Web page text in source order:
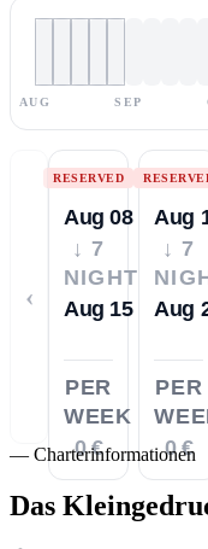
AUG SEP
‹
RESERVED
Aug 08
↓ 7
NIGHTS
Aug 15
PER
WEEK
0 €
Aug
↓ 7
Aug
PER
0 €
— Charterinformationen
Das